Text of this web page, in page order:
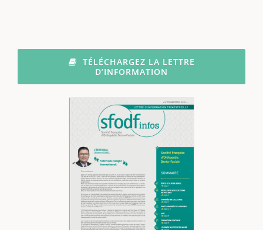
TÉLÉCHARGEZ LA LETTRE
D’INFORMATION